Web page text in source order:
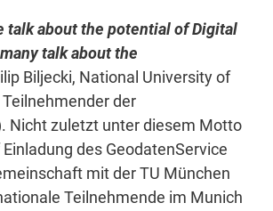
talk about the potential of Digital
talk about the
Biljecki, National University of
der
Nicht zuletzt unter diesem Motto
des GeodatenService
mit der TU München
Teilnehmende im Munich